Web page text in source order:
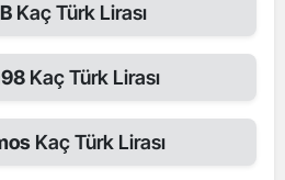
Kaç Türk Lirası
Kaç Türk Lirası
Kaç Türk Lirası